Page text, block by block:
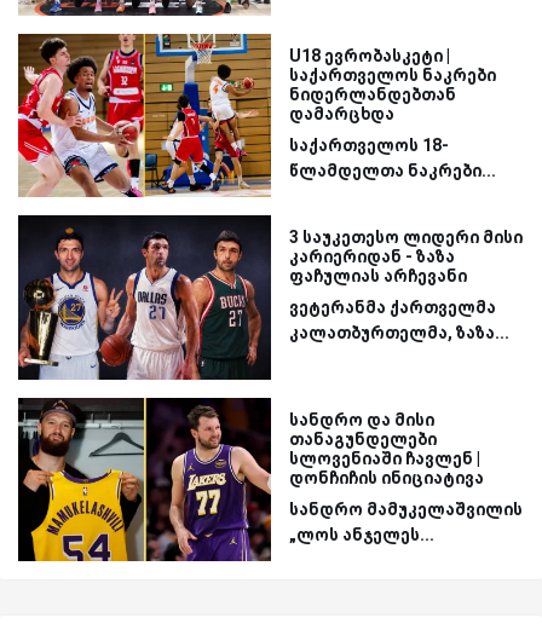
U18 ევრობასკეტი |
საქართველოს ნაკრები
ნიდერლანდებთან
დამარცხდა
საქართველოს 18-
წლამდელთა ნაკრები...
3 საუკეთესო ლიდერი მისი
კარიერიდან - ზაზა
ფაჩულიას არჩევანი
ვეტერანმა ქართველმა
კალათბურთელმა, ზაზა...
სანდრო და მისი
თანაგუნდელები
სლოვენიაში ჩავლენ |
დონჩიჩის ინიციატივა
სანდრო მამუკელაშვილის
„ლოს ანჯელეს...